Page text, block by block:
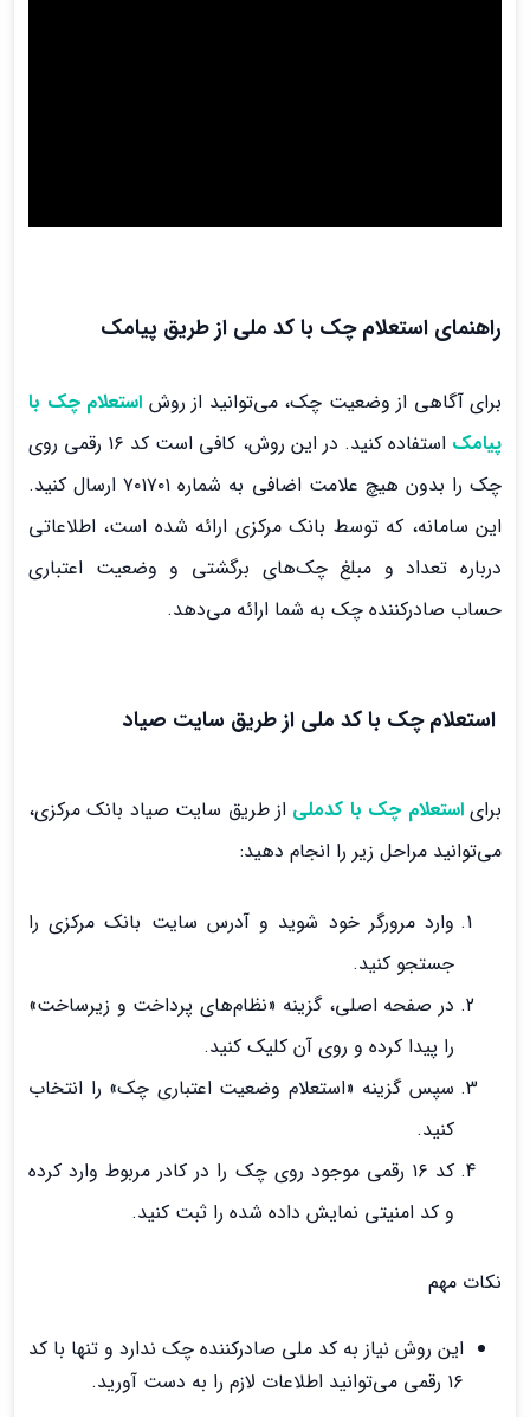
راهنمای استعلام چک با کد ملی از طریق پیامک
برای آگاهی از وضعیت چک، می‌توانید از روش استعلام چک با
پیامک
استفاده کنید. در این روش، کافی است کد ۱۶ رقمی روی
چک را بدون هیچ علامت اضافی به شماره ۷۰۱۷۰۱ ارسال کنید.
این سامانه، که توسط بانک مرکزی ارائه شده است، اطلاعاتی
درباره تعداد و مبلغ چک‌های برگشتی و وضعیت اعتباری
حساب صادرکننده چک به شما ارائه می‌دهد.
استعلام چک با کد ملی از طریق سایت صیاد
برایاستعلام چک با کدملی از طریق سایت صیاد بانک مرکزی،
می‌توانید مراحل زیر را انجام دهید:
وارد مرورگر خود شوید و آدرس سایت بانک مرکزی را
جستجو کنید.
در صفحه اصلی، گزینه «نظام‌های پرداخت و زیرساخت»
را پیدا کرده و روی آن کلیک کنید.
سپس گزینه «استعلام وضعیت اعتباری چک» را انتخاب
کنید.
کد ۱۶ رقمی موجود روی چک را در کادر مربوط وارد کرده
و کد امنیتی نمایش داده شده را ثبت کنید.
نکات مهم
این روش نیاز به کد ملی صادرکننده چک ندارد و تنها با کد
۱۶ رقمی می‌توانید اطلاعات لازم را به دست آورید.